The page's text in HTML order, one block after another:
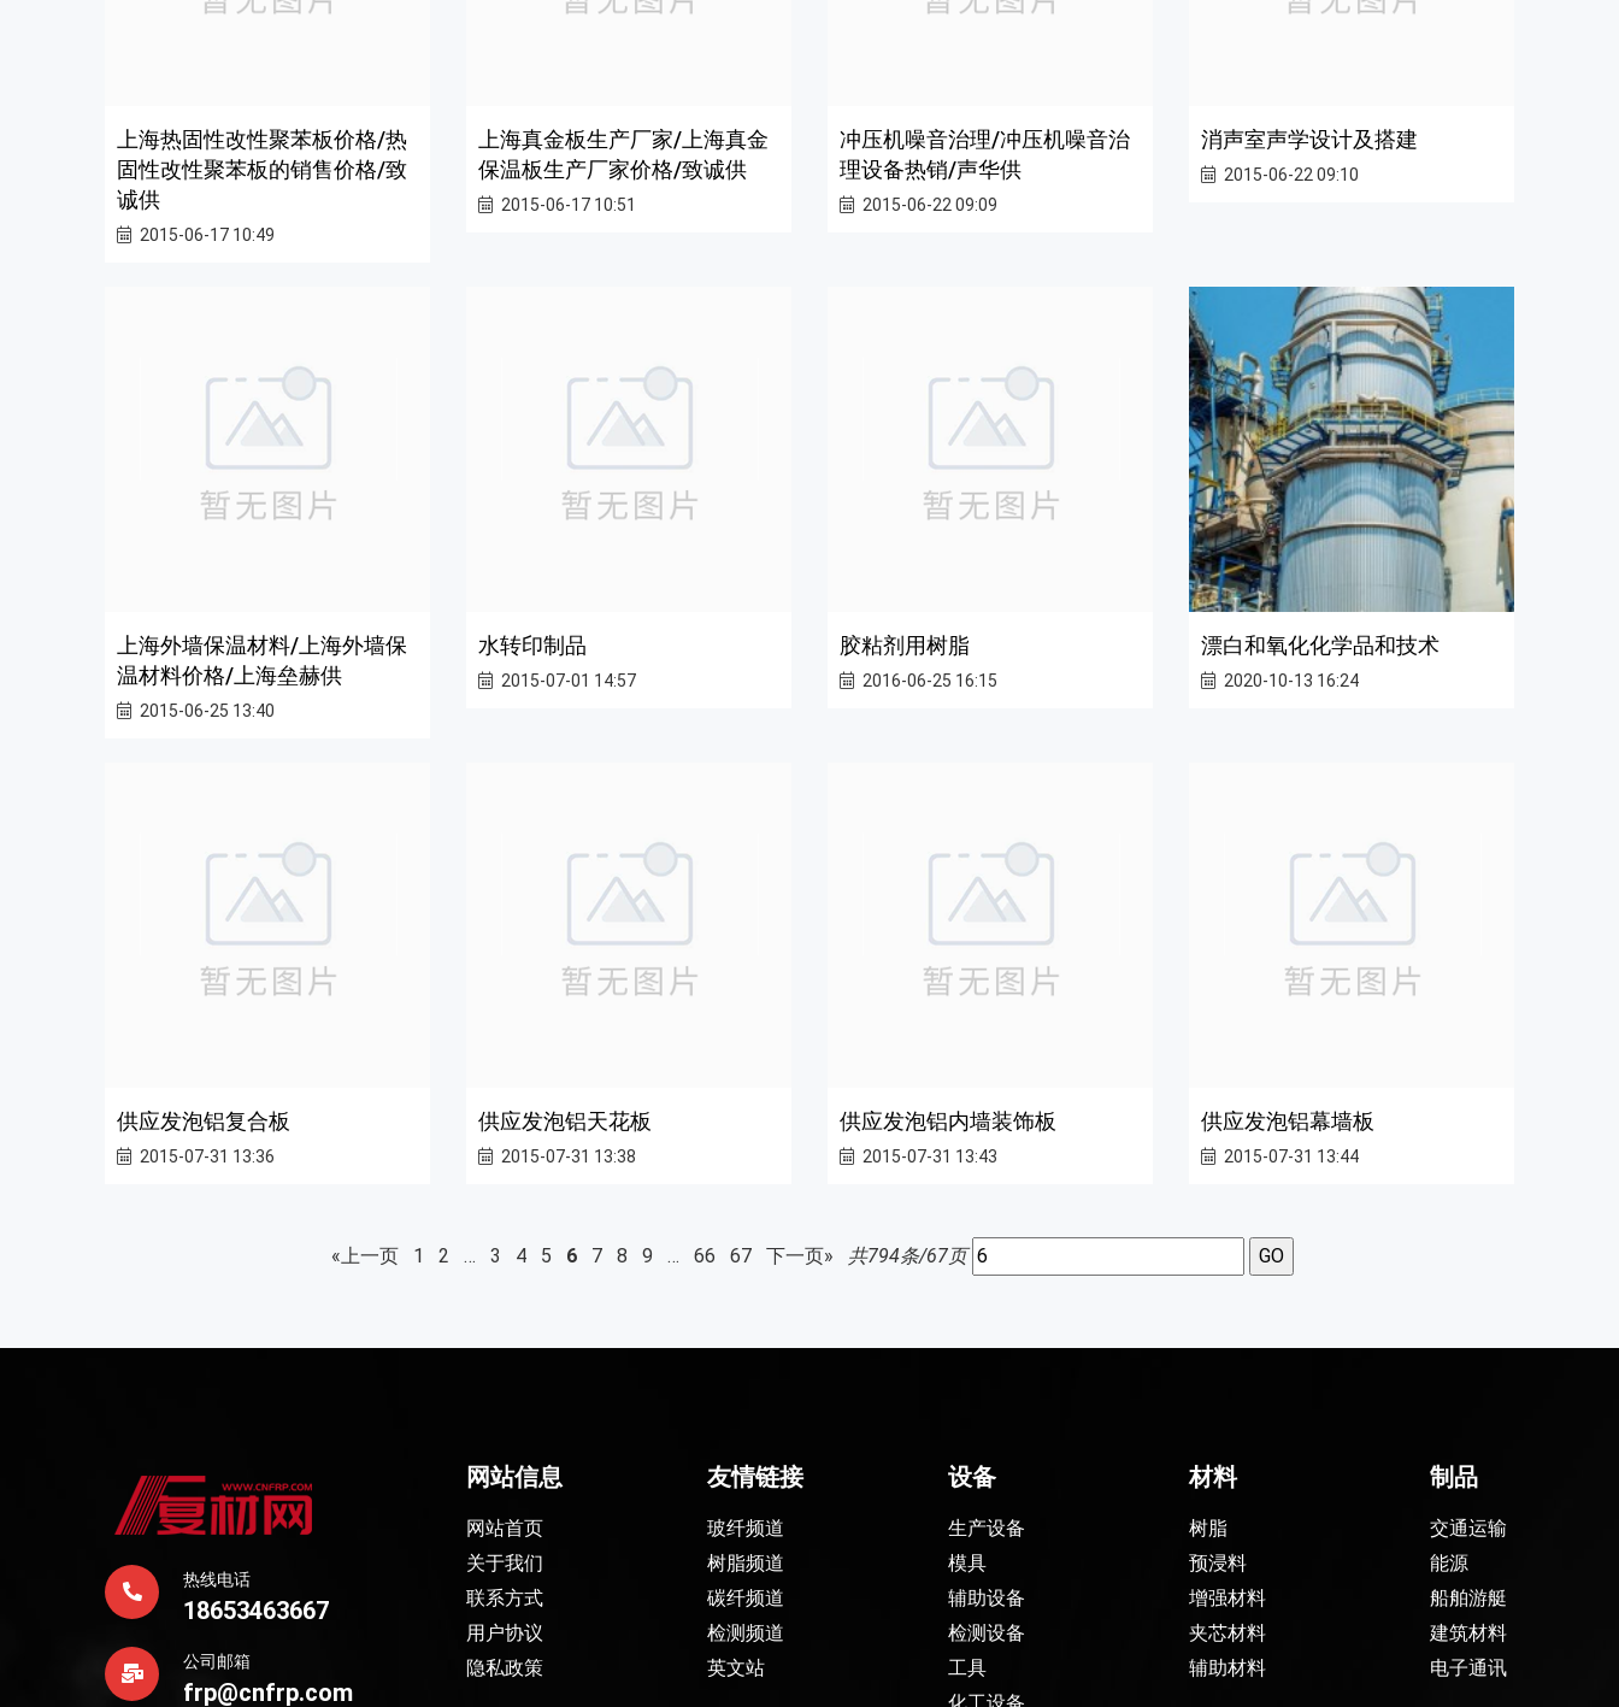
上海热固性改性聚苯板价格/热
固性改性聚苯板的销售价格/致
诚供
2015-06-17 10:49
上海真金板生产厂家/上海真金
保温板生产厂家价格/致诚供
2015-06-17 10:51
冲压机噪音治理/冲压机噪音治
理设备热销/声华供
2015-06-22 09:09
消声室声学设计及搭建
2015-06-22 09:10
上海外墙保温材料/上海外墙保
温材料价格/上海垒赫供
2015-06-25 13:40
水转印制品
2015-07-01 14:57
胶粘剂用树脂
2016-06-25 16:15
漂白和氧化化学品和技术
2020-10-13 16:24
供应发泡铝复合板
2015-07-31 13:36
供应发泡铝天花板
2015-07-31 13:38
供应发泡铝内墙装饰板
2015-07-31 13:43
供应发泡铝幕墙板
2015-07-31 13:44
«上一页 1 2 … 3 4 5 6 7 8 9 … 66 67 下一页» 共794条/67页
热线电话
18653463667
公司邮箱
frp@cnfrp.com
网站信息
网站首页
关于我们
联系方式
用户协议
隐私政策
友情链接
玻纤频道
树脂频道
碳纤频道
检测频道
英文站
设备
生产设备
模具
辅助设备
检测设备
工具
材料
树脂
预浸料
增强材料
夹芯材料
辅助材料
制品
交通运输
能源
船舶游艇
建筑材料
电子通讯